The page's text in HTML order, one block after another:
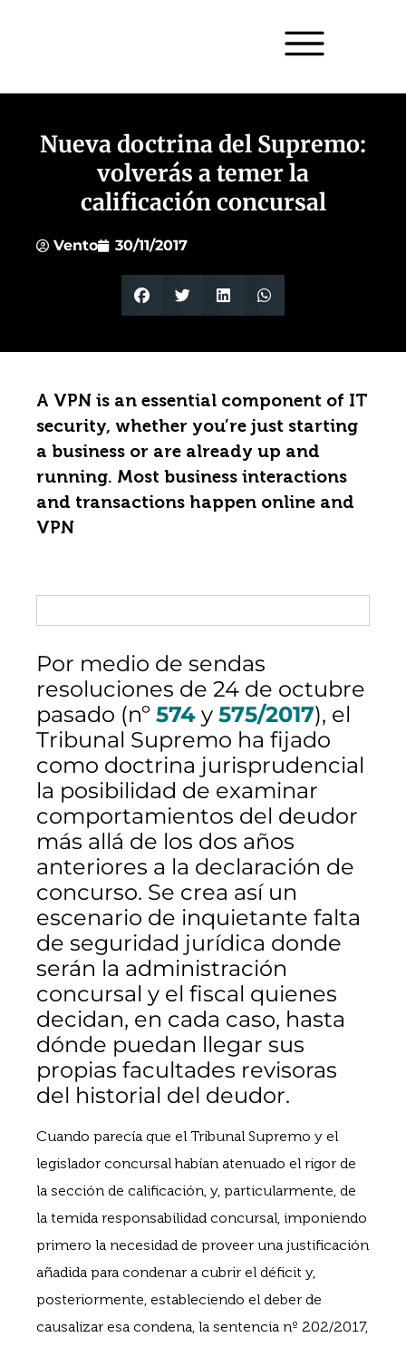
Nueva doctrina del Supremo:
volverás a temer la
calificación concursal
Vento 30/11/2017
A VPN is an essential component of IT
security, whether you’re just starting
a business or are already up and
running. Most business interactions
and transactions happen online and
VPN
Por medio de sendas
resoluciones de 24 de octubre
pasado (nº 574 y 575/2017), el
Tribunal Supremo ha fijado
como doctrina jurisprudencial
la posibilidad de examinar
comportamientos del deudor
más allá de los dos años
anteriores a la declaración de
concurso. Se crea así un
escenario de inquietante falta
de seguridad jurídica donde
serán la administración
concursal y el fiscal quienes
decidan, en cada caso, hasta
dónde puedan llegar sus
propias facultades revisoras
del historial del deudor.
Cuando parecía que el Tribunal Supremo y el
legislador concursal habían atenuado el rigor de
la sección de calificación, y, particularmente, de
la temida responsabilidad concursal, imponiendo
primero la necesidad de proveer una justificación
añadida para condenar a cubrir el déficit y,
posteriormente, estableciendo el deber de
causalizar esa condena, la sentencia nº 202/2017,